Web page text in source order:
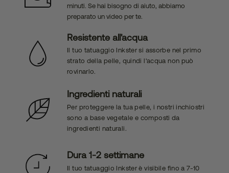
minuti. Se hai bisogno di aiuto, abbiamo
preparato un video per te.
Resistente all'acqua
Il tuo tatuaggio Inkster si assorbe nel primo
strato della pelle, quindi l'acqua non può
rovinarlo.
Ingredienti naturali
Per proteggere la tua pelle, i nostri inchiostri
sono a base vegetale e composti da
ingredienti naturali.
Dura 1-2 settimane
Il tuo tatuaggio Inkster è visibile fino a 7-10